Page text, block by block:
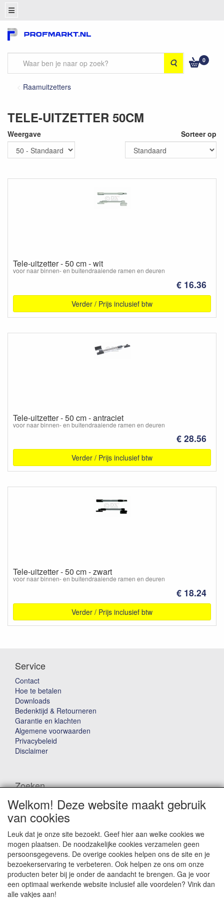
Zoeken 0
Raamuitzetters
TELE-UITZETTER 50CM
Weergave Sorteer op
Tele-uitzetter - 50 cm - wit
voor naar binnen- en buitendraaiende ramen en deuren
€ 16.36
Verder / Prijs inclusief btw
Tele-uitzetter - 50 cm - antraciet
voor naar binnen- en buitendraaiende ramen en deuren
€ 28.56
Verder / Prijs inclusief btw
Tele-uitzetter - 50 cm - zwart
voor naar binnen- en buitendraaiende ramen en deuren
€ 18.24
Verder / Prijs inclusief btw
Service
Contact
Hoe te betalen
Downloads
Bedenktijd & Retourneren
Garantie en klachten
Algemene voorwaarden
Privacybeleid
Disclaimer
Zoeken
Waar ben je naar op zoek?
Winkelwagen
Welkom! Deze website maakt gebruik
van cookies
Leuk dat je onze site bezoekt. Geef hier aan welke cookies we
mogen plaatsen. De noodzakelijke cookies verzamelen geen
persoonsgegevens. De overige cookies helpen ons de site en je
bezoekerservaring te verbeteren. Ook helpen ze ons om onze
producten beter bij je onder de aandacht te brengen. Ga je voor
een optimaal werkende website inclusief alle voordelen? Vink dan
alle vakjes aan!